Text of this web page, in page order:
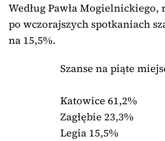
Według Pawła
po wczorajszych spotkaniach
na 15,5%.
Szanse na piąte
Katowice 61,2%
Zagłębie 23,3%
Legia 15,5%